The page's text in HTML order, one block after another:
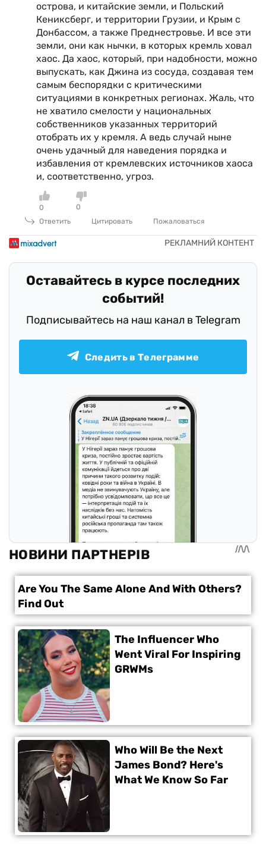
острова, и китайские земли, и Польский
Кениксберг, и территории Грузии, и Крым с
Донбассом, а также Преднестровье. И все эти
земли, они как нычки, в которых кремль ховал
хаос. Да хаос, который, при надобности, можно
выпускать, как Джина из сосуда, создавая тем
самым беспорядки с критическими
ситуациями в конкретных регионах. Жаль, что
не хватило смелости у национальных
собственников указанных территорий
отобрать их у кремля. А ведь случай ныне
очень удачный для наведения порядка и
избавления от кремлевских источников хаоса
и, соответственно, угроз.
0
0
Ответить
Цитировать Пожаловаться
Оставайтесь в курсе последних
событий!
Подписывайтесь на наш канал в Telegram
Следить в Телеграмме